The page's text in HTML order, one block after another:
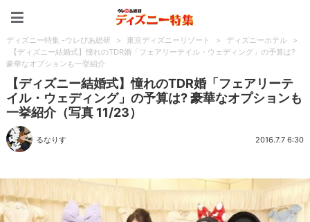
ディズニー特集 -ウレぴあ総研 > 東京ディズニーリゾート > ディズニーホテル
>
【ディズニー結婚式】憧れのTDR婚「フェアリーテイル・ウェディング」の予算は?
豪華なオプションも一挙紹介
【ディズニー結婚式】憧れのTDR婚「フェアリーテ
イル・ウェディング」の予算は? 豪華なオプションも
一挙紹介（写真 11/23）
るなりす 2016.7.7 6:30